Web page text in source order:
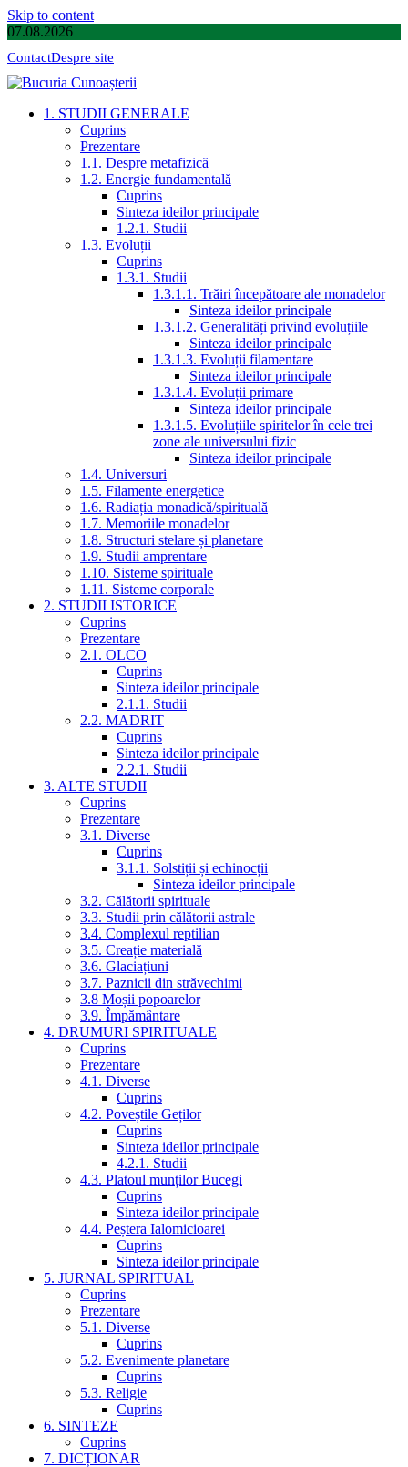
Skip to content
07.08.2026
ContactDespre site
1. STUDII GENERALE
Cuprins
Prezentare
1.1. Despre metafizică
1.2. Energie fundamentală
Cuprins
Sinteza ideilor principale
1.2.1. Studii
1.3. Evoluții
Cuprins
1.3.1. Studii
1.3.1.1. Trăiri începătoare ale monadelor
Sinteza ideilor principale
1.3.1.2. Generalități privind evoluțiile
Sinteza ideilor principale
1.3.1.3. Evoluții filamentare
Sinteza ideilor principale
1.3.1.4. Evoluții primare
Sinteza ideilor principale
1.3.1.5. Evoluțiile spiritelor în cele trei
zone ale universului fizic
Sinteza ideilor principale
1.4. Universuri
1.5. Filamente energetice
1.6. Radiația monadică/spirituală
1.7. Memoriile monadelor
1.8. Structuri stelare și planetare
1.9. Studii amprentare
1.10. Sisteme spirituale
1.11. Sisteme corporale
2. STUDII ISTORICE
Cuprins
Prezentare
2.1. OLCO
Cuprins
Sinteza ideilor principale
2.1.1. Studii
2.2. MADRIT
Cuprins
Sinteza ideilor principale
2.2.1. Studii
3. ALTE STUDII
Cuprins
Prezentare
3.1. Diverse
Cuprins
3.1.1. Solstiții și echinocții
Sinteza ideilor principale
3.2. Călătorii spirituale
3.3. Studii prin călătorii astrale
3.4. Complexul reptilian
3.5. Creație materială
3.6. Glaciațiuni
3.7. Paznicii din străvechimi
3.8 Moșii popoarelor
3.9. Împământare
4. DRUMURI SPIRITUALE
Cuprins
Prezentare
4.1. Diverse
Cuprins
4.2. Poveștile Geților
Cuprins
Sinteza ideilor principale
4.2.1. Studii
4.3. Platoul munților Bucegi
Cuprins
Sinteza ideilor principale
4.4. Peștera Ialomicioarei
Cuprins
Sinteza ideilor principale
5. JURNAL SPIRITUAL
Cuprins
Prezentare
5.1. Diverse
Cuprins
5.2. Evenimente planetare
Cuprins
5.3. Religie
Cuprins
6. SINTEZE
Cuprins
7. DICȚIONAR